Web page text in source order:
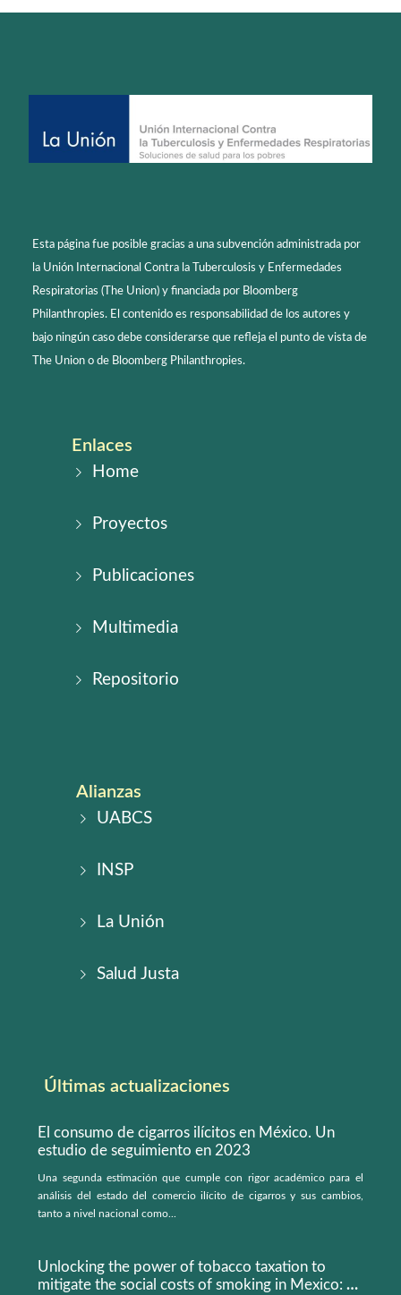
Esta página fue posible gracias a una subvención administrada por
la Unión Internacional Contra la Tuberculosis y Enfermedades
Respiratorias (The Union) y financiada por Bloomberg
Philanthropies. El contenido es responsabilidad de los autores y
bajo ningún caso debe considerarse que refleja el punto de vista de
The Union o de Bloomberg Philanthropies.
Enlaces
Home
Proyectos
Publicaciones
Multimedia
Repositorio
Alianzas
UABCS
INSP
La Unión
Salud Justa
Últimas actualizaciones
El consumo de cigarros ilícitos en México. Un
estudio de seguimiento en 2023
Una segunda estimación que cumple con rigor académico para el
análisis del estado del comercio ilícito de cigarros y sus cambios,
tanto a nivel nacional como...
Unlocking the power of tobacco taxation to
mitigate the social costs of smoking in Mexico: a